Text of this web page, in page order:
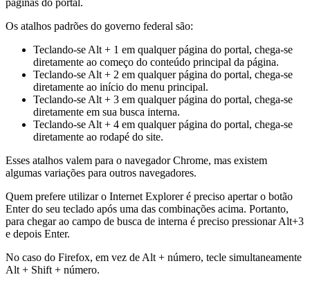
Os atalhos padrões do governo federal são:
Teclando-se Alt + 1 em qualquer página do portal, chega-se
diretamente ao começo do conteúdo principal da página.
Teclando-se Alt + 2 em qualquer página do portal, chega-se
diretamente ao início do menu principal.
Teclando-se Alt + 3 em qualquer página do portal, chega-se
diretamente em sua busca interna.
Teclando-se Alt + 4 em qualquer página do portal, chega-se
diretamente ao rodapé do site.
Esses atalhos valem para o navegador Chrome, mas existem
algumas variações para outros navegadores.
Quem prefere utilizar o Internet Explorer é preciso apertar o botão
Enter do seu teclado após uma das combinações acima. Portanto,
para chegar ao campo de busca de interna é preciso pressionar Alt+3
e depois Enter.
No caso do Firefox, em vez de Alt + número, tecle simultaneamente
Alt + Shift + número.